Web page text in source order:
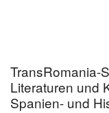
TransRomania-
Literaturen und
Spanien- und